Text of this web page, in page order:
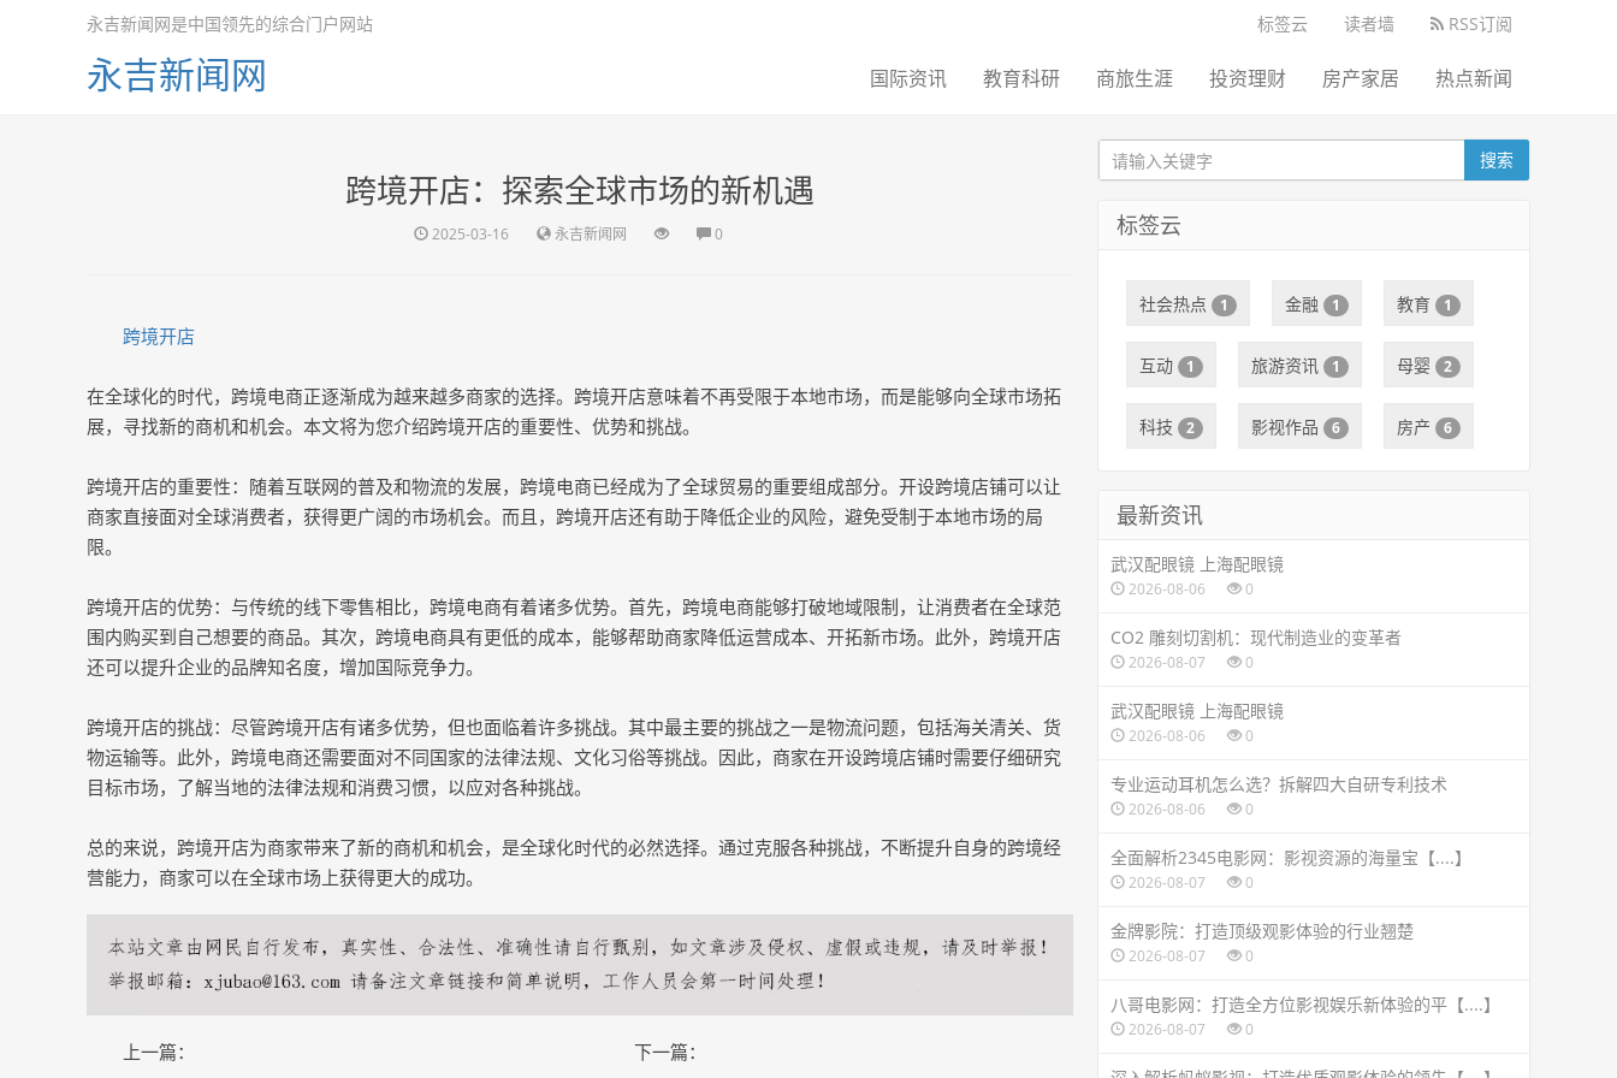
标签云 读者墙 RSS订阅
永吉新闻网是中国领先的综合门户网站
永吉新闻网 国际资讯 教育科研 商旅生涯 投资理财 房产家居 热点新闻
跨境开店：探索全球市场的新机遇
2025-03-16 永吉新闻网 0
跨境开店
在全球化的时代，跨境电商正逐渐成为越来越多商家的选择。跨境开店意味着不再受限于本地市场，而是能够向全球市场拓
展，寻找新的商机和机会。本文将为您介绍跨境开店的重要性、优势和挑战。
跨境开店的重要性：随着互联网的普及和物流的发展，跨境电商已经成为了全球贸易的重要组成部分。开设跨境店铺可以让
商家直接面对全球消费者，获得更广阔的市场机会。而且，跨境开店还有助于降低企业的风险，避免受制于本地市场的局
限。
跨境开店的优势：与传统的线下零售相比，跨境电商有着诸多优势。首先，跨境电商能够打破地域限制，让消费者在全球范
围内购买到自己想要的商品。其次，跨境电商具有更低的成本，能够帮助商家降低运营成本、开拓新市场。此外，跨境开店
还可以提升企业的品牌知名度，增加国际竞争力。
跨境开店的挑战：尽管跨境开店有诸多优势，但也面临着许多挑战。其中最主要的挑战之一是物流问题，包括海关清关、货
物运输等。此外，跨境电商还需要面对不同国家的法律法规、文化习俗等挑战。因此，商家在开设跨境店铺时需要仔细研究
目标市场，了解当地的法律法规和消费习惯，以应对各种挑战。
总的来说，跨境开店为商家带来了新的商机和机会，是全球化时代的必然选择。通过克服各种挑战，不断提升自身的跨境经
营能力，商家可以在全球市场上获得更大的成功。
上一篇： 下一篇：
搜索
标签云
社会热点 1 金融 1 教育 1
互动 1 旅游资讯 1 母婴 2
科技 2 影视作品 6 房产 6
最新资讯
武汉配眼镜 上海配眼镜
2026-08-06 0
CO2 雕刻切割机：现代制造业的变革者
2026-08-07 0
武汉配眼镜 上海配眼镜
2026-08-06 0
专业运动耳机怎么选？拆解四大自研专利技术
2026-08-06 0
全面解析2345电影网：影视资源的海量宝【....】
2026-08-07 0
金牌影院：打造顶级观影体验的行业翘楚
2026-08-07 0
八哥电影网：打造全方位影视娱乐新体验的平【....】
2026-08-07 0